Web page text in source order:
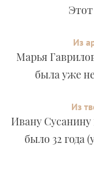
Из
Марья
была уже
Из
Ивану
было 32 года